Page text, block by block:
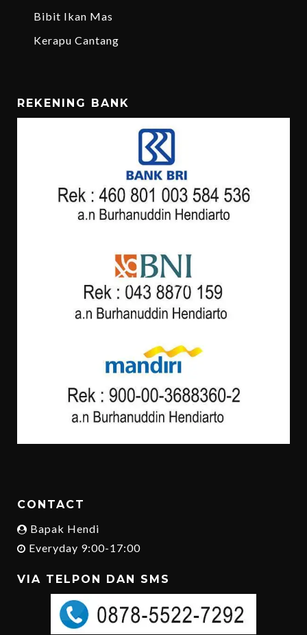
Bibit Ikan Mas
Kerapu Cantang
REKENING BANK
CONTACT
Bapak Hendi
Everyday 9:00-17:00
VIA TELPON DAN SMS